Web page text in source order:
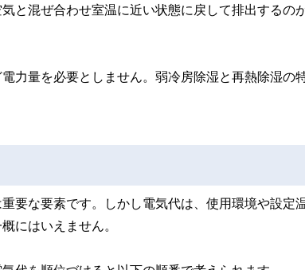
と混ぜ合わせ室温に近い状態に戻して排出するの
力量を必要としません。弱冷房除湿と再熱除湿の
要な要素です。しかし電気代は、使用環境や設定温
にはいえません。